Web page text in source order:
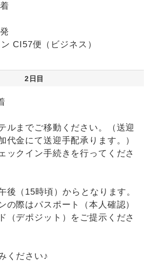
CI57便（ビジネス）
2日目
ルまでご移動ください。（送迎
代金にて送迎手配承ります。）
ックイン手続きを行ってくださ
（15時頃）からとなります。
の際はパスポート（本人確認）
（デポジット）をご提示くださ
ください♪